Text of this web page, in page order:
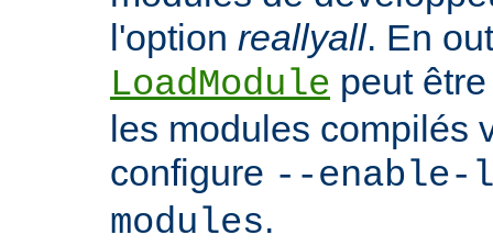
l'option reallyall. En
LoadModule peut
les modules compilés
configure --
modules.